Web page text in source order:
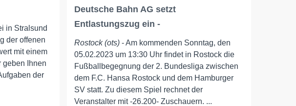
in Stralsund
der offenen
mit einem
geben Ihnen
der
Deutsche Bahn AG setzt
Entlastungszug ein -
Rostock (ots) - Am kommenden Sonntag, den
05.02.2023 um 13:30 Uhr findet in Rostock die
Fußballbegegnung der 2. Bundesliga zwischen
dem F.C. Hansa Rostock und dem Hamburger
SV statt. Zu diesem Spiel rechnet der
Veranstalter mit -26.200- Zuschauern. ...